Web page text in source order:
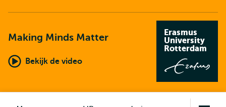
twitter)
Making Minds Matter
Bekijk de video
Erasmus
University
Rotterdam